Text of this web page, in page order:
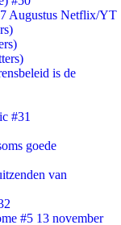
Augustus Netflix/YT
is de
#31
goede
van
#5 13 november